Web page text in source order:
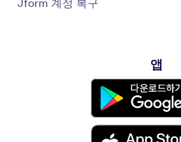
Jform 계정 복구
앱